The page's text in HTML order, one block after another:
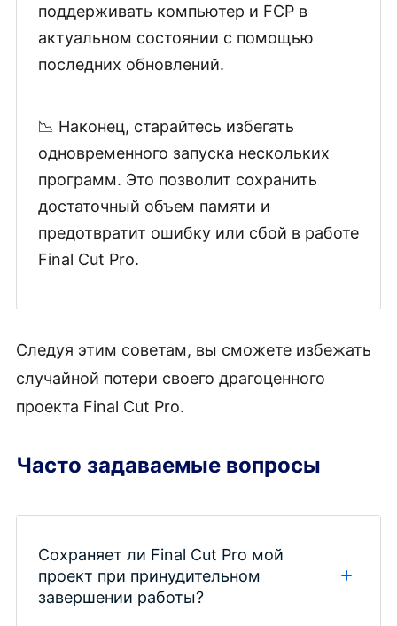
поддерживать компьютер и FCP в
актуальном состоянии с помощью
последних обновлений.
📉 Наконец, старайтесь избегать
одновременного запуска нескольких
программ. Это позволит сохранить
достаточный объем памяти и
предотвратит ошибку или сбой в работе
Final Cut Pro.
Следуя этим советам, вы сможете избежать
случайной потери своего драгоценного
проекта Final Cut Pro.
Часто задаваемые вопросы
Сохраняет ли Final Cut Pro мой
проект при принудительном
завершении работы?